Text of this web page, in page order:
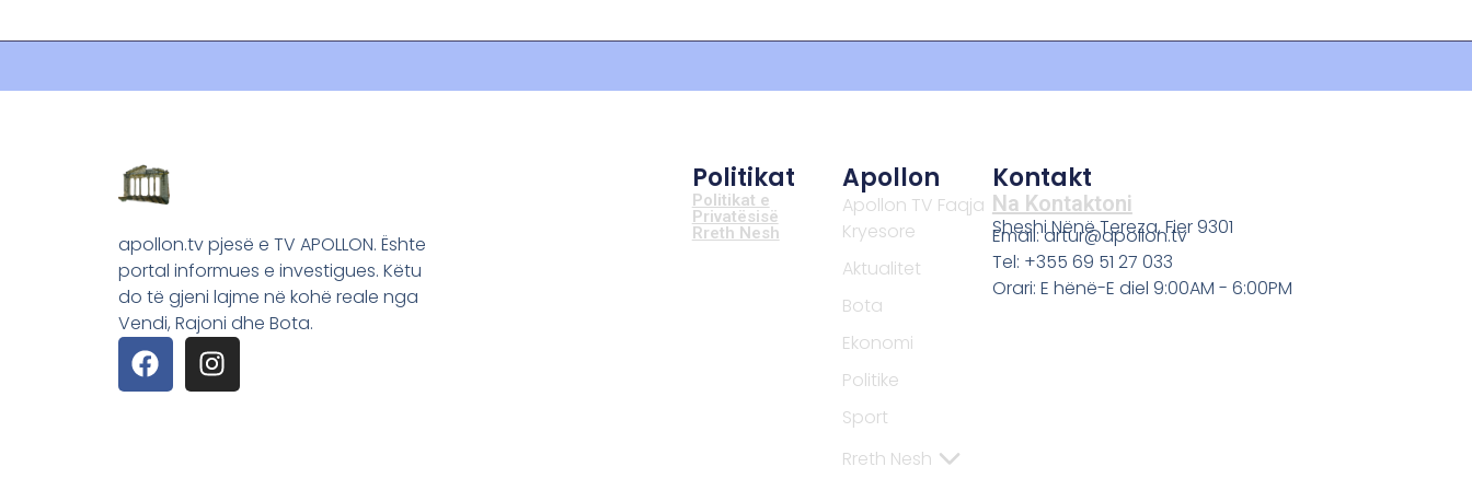
apollon.tv pjesë e TV APOLLON. Ështe
portal informues e investigues. Këtu
do të gjeni lajme në kohë reale nga
Vendi, Rajoni dhe Bota.
Politikat
Politikat e
Privatësisë
Rreth Nesh
Apollon
Apollon TV Faqja
Kryesore
Aktualitet
Bota
Ekonomi
Politike
Sport
Rreth Nesh
Kontakt
Na Kontaktoni
Sheshi Nënë Tereza, Fier 9301
Email: artur@apollon.tv
Tel: +355 69 51 27 033
Orari: E hënë-E diel 9:00AM - 6:00PM